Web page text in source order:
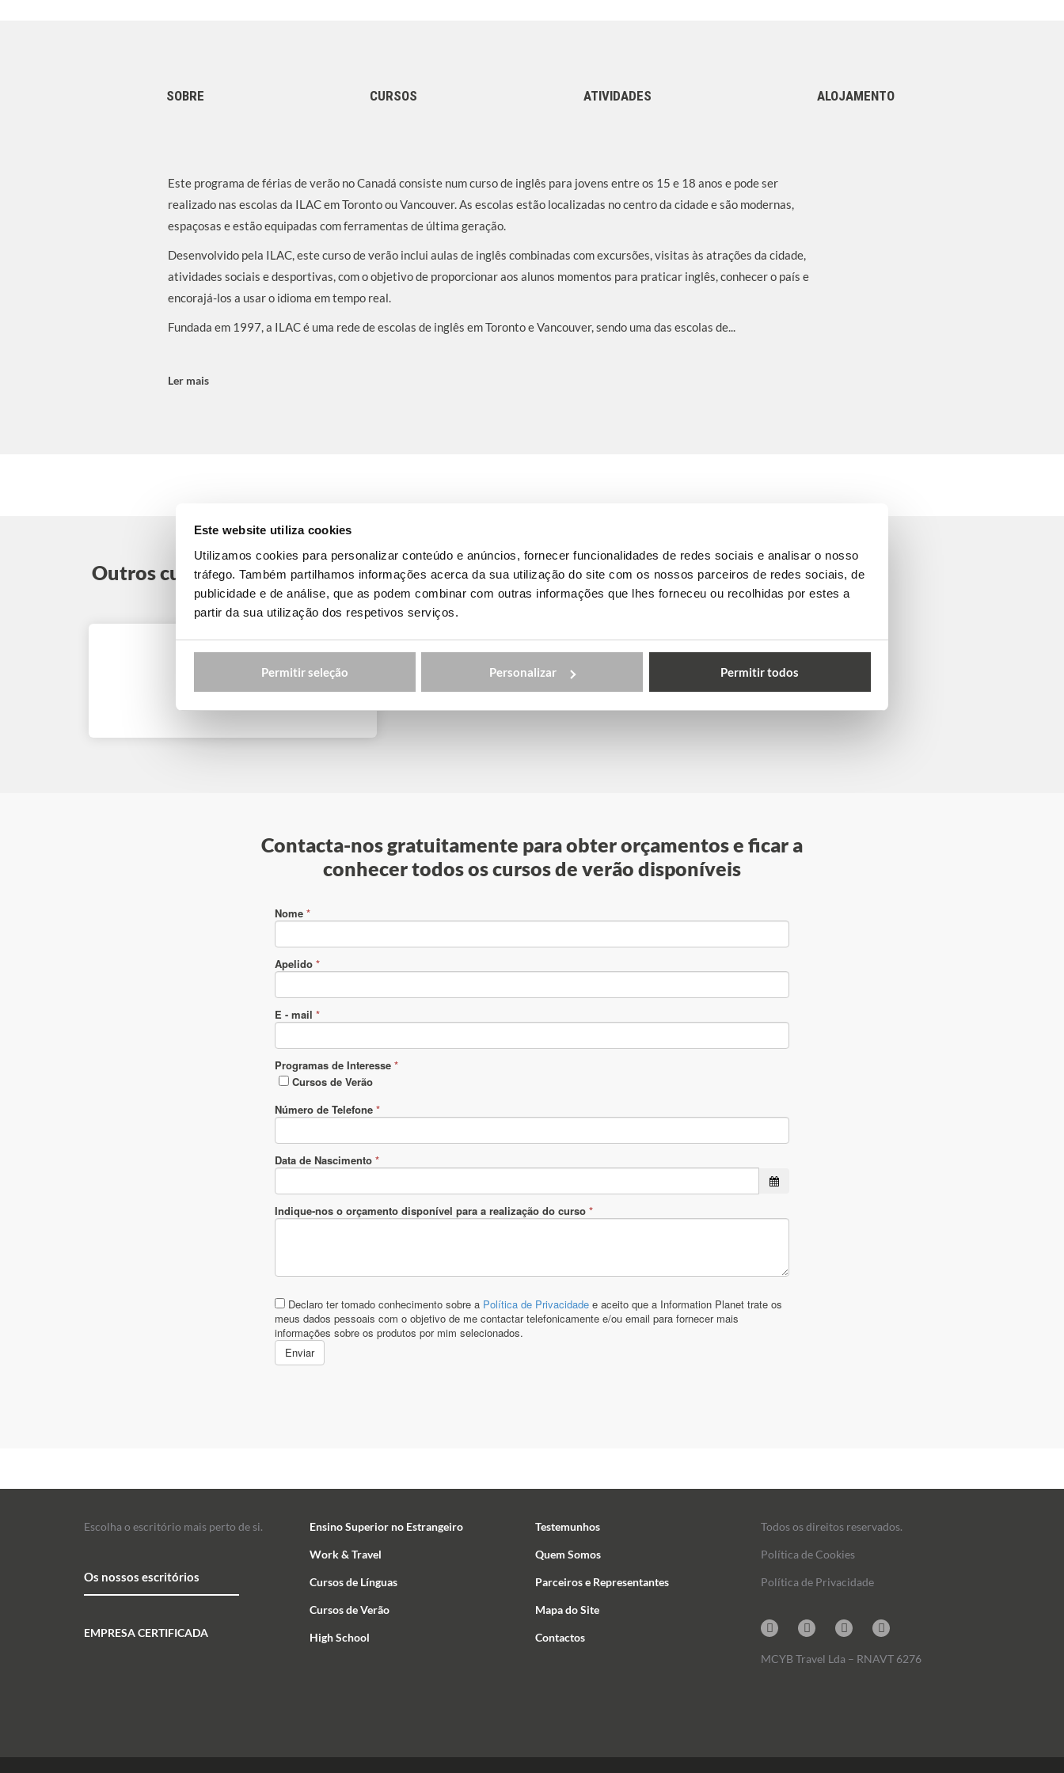
Este website utiliza cookies
Utilizamos cookies para personalizar conteúdo e anúncios, fornecer funcionalidades de redes sociais e analisar o nosso
tráfego. Também partilhamos informações acerca da sua utilização do site com os nossos parceiros de redes sociais, de
publicidade e de análise, que as podem combinar com outras informações que lhes forneceu ou recolhidas por estes a
partir da sua utilização dos respetivos serviços.
Permitir seleção Personalizar Permitir todos
SOBRE CURSOS ATIVIDADES ALOJAMENTO
Este programa de férias de verão no Canadá consiste num curso de inglês para jovens entre os 15 e 18 anos e pode ser
realizado nas escolas da ILAC em Toronto ou Vancouver. As escolas estão localizadas no centro da cidade e são modernas,
espaçosas e estão equipadas com ferramentas de última geração.
Desenvolvido pela ILAC, este curso de verão inclui aulas de inglês combinadas com excursões, visitas às atrações da cidade,
atividades sociais e desportivas, com o objetivo de proporcionar aos alunos momentos para praticar inglês, conhecer o país e
encorajá-los a usar o idioma em tempo real.
Fundada em 1997, a ILAC é uma rede de escolas de inglês em Toronto e Vancouver, sendo uma das escolas de...
Ler mais
Outros cursos de verão no Canadá
Cursos de Inglês: Campus
Universitários
Contacta-nos gratuitamente para obter orçamentos e ficar a
conhecer todos os cursos de verão disponíveis
Escolha o escritório mais perto de si.
Os nossos escritórios
EMPRESA CERTIFICADA
Ensino Superior no Estrangeiro
Work & Travel
Cursos de Línguas
Cursos de Verão
High School
Testemunhos
Quem Somos
Parceiros e Representantes
Mapa do Site
Contactos
Todos os direitos reservados.
Política de Cookies
Política de Privacidade
InstagramFacebookLinkedinMail
MCYB Travel Lda – RNAVT 6276